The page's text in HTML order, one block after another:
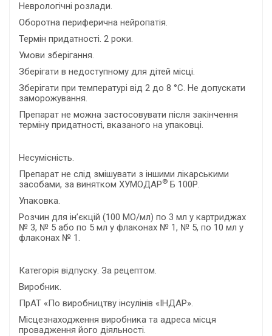
Неврологічні розлади.
Оборотна периферична нейропатія.
Термін придатності. 2 роки.
Умови зберігання.
Зберігати в недоступному для дітей місці.
Зберігати при температурі від 2 до 8 °С. Не допускати
заморожування.
Препарат не можна застосовувати після закінчення
терміну придатності, вказаного на упаковці.
Несумісність.
Препарат не слід змішувати з іншими лікарськими
засобами, за винятком ХУМОДАР® Б 100Р.
Упаковка.
Розчин для ін’єкцій (100 МО/мл) по 3 мл у картриджах
№ 3, № 5 або по 5 мл у флаконах № 1, № 5, по 10 мл у
флаконах № 1.
Категорія відпуску. За рецептом.
Виробник.
ПрАТ «По виробництву інсулінів «ІНДАР».
Місцезнаходження виробника та адреса місця
провадження його діяльності.